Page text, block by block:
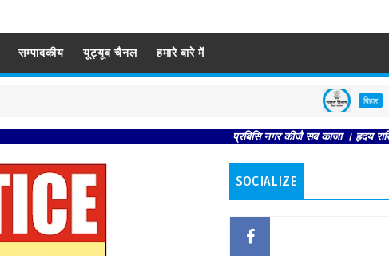
सम्पादकीय यूट्यूब चैनल हमारे बारे में
बिहार पटना :
प्रबिसि नगर कीजै सब काजा । हृदय राखि
SOCIALIZE